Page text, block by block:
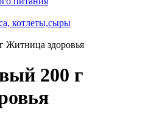
котлеты,сыры
Житница здоровья
200 г